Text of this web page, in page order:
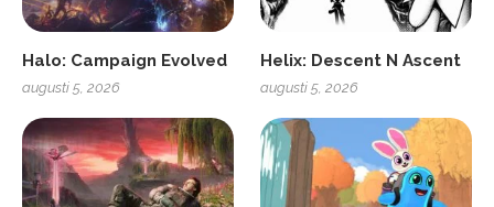
Halo: Campaign Evolved
augusti 5, 2026
Helix: Descent N Ascent
augusti 5, 2026